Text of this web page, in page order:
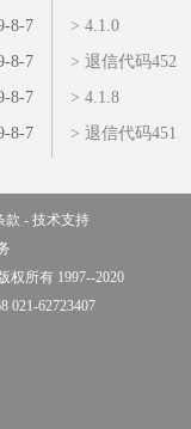
8-7
8-7
8-7
8-7
> 4.1.0
> 退信代码452
> 4.1.8
> 退信代码451
款 - 技术支持
权所有 1997--2020
021-62723407